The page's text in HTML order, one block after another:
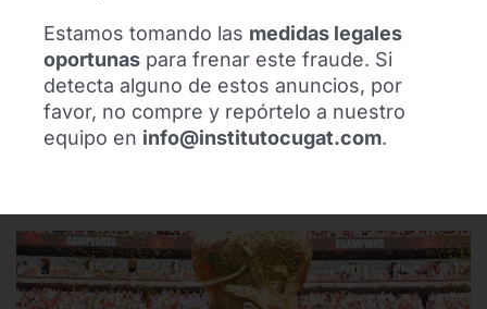
Síguenos
Estamos tomando las medidas legales
oportunas para frenar este fraude. Si
detecta alguno de estos anuncios, por
favor, no compre y repórtelo a nuestro
equipo en info@institutocugat.com.